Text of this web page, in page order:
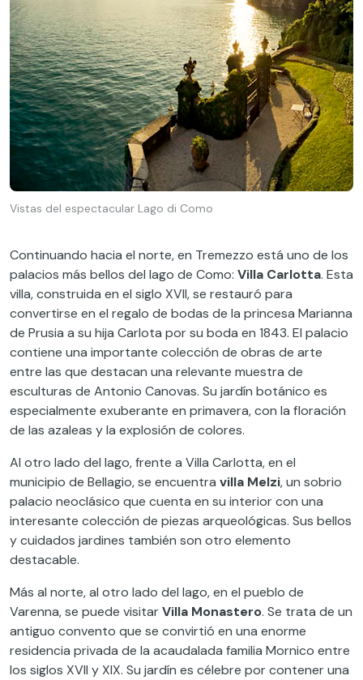
Vistas del espectacular Lago di Como
Continuando hacia el norte, en Tremezzo está uno de los
palacios más bellos del lago de Como: Villa Carlotta. Esta
villa, construida en el siglo XVII, se restauró para
convertirse en el regalo de bodas de la princesa Marianna
de Prusia a su hija Carlota por su boda en 1843. El palacio
contiene una importante colección de obras de arte
entre las que destacan una relevante muestra de
esculturas de Antonio Canovas. Su jardín botánico es
especialmente exuberante en primavera, con la floración
de las azaleas y la explosión de colores.
Al otro lado del lago, frente a Villa Carlotta, en el
municipio de Bellagio, se encuentra villa Melzi, un sobrio
palacio neoclásico que cuenta en su interior con una
interesante colección de piezas arqueológicas. Sus bellos
y cuidados jardines también son otro elemento
destacable.
Más al norte, al otro lado del lago, en el pueblo de
Varenna, se puede visitarVilla Monastero. Se trata de un
antiguo convento que se convirtió en una enorme
residencia privada de la acaudalada familia Mornico entre
los siglos XVII y XIX. Su jardín es célebre por contener una